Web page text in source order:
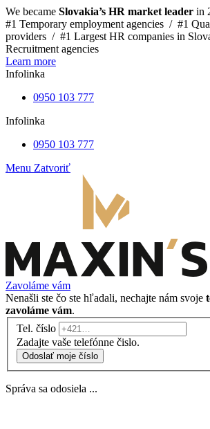
We became Slovakia’s HR market leader in
#1 Temporary employment agencies / #1
providers / #1 Largest HR companies in
Recruitment agencies
Learn more
Infolinka
0950 103 777
Infolinka
0950 103 777
Menu Zatvoriť
Zavoláme vám
Nenašli ste čo ste hľadali, nechajte nám svoje
zavoláme vám.
Tel. číslo
Zadajte vaše telefónne čislo.
Odoslať moje číslo
Správa sa odosiela ...